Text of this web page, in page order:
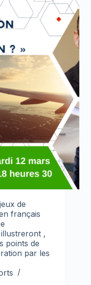
de
français
,
points de
par les